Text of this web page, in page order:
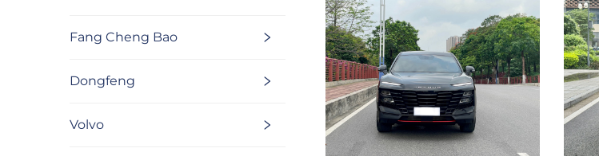
Fang Cheng Bao
Dongfeng
Volvo